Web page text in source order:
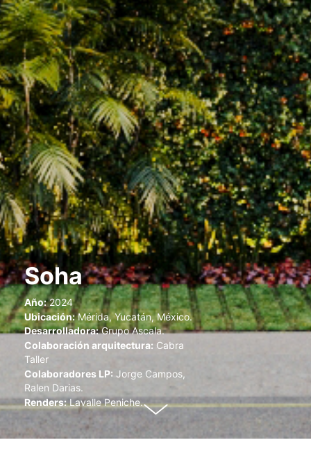
Soha
Año:2024
Ubicación:Mérida, Yucatán, México.
Desarrolladora:Grupo Ascala.
Colaboración arquitectura: Cabra
Taller
Colaboradores LP: Jorge Campos,
Ralen Darias.
Renders:Lavalle Peniche.